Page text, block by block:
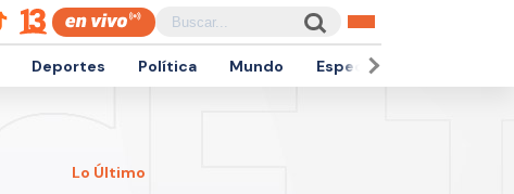
Deportes Política Mundo Espectáculos
Lo Último